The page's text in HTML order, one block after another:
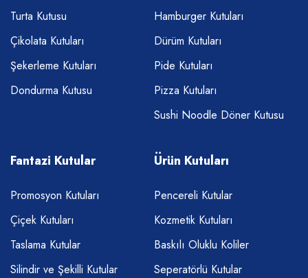
Turta Kutusu
Çikolata Kutuları
Şekerleme Kutuları
Dondurma Kutusu
Hamburger Kutuları
Dürüm Kutuları
Pide Kutuları
Pizza Kutuları
Sushi Noodle Döner Kutusu
Fantazi Kutular
Promosyon Kutuları
Çiçek Kutuları
Taslama Kutular
Silindir ve Şekilli Kutular
Ürün Kutuları
Pencereli Kutular
Kozmetik Kutuları
Baskılı Oluklu Koliler
Seperatörlü Kutular